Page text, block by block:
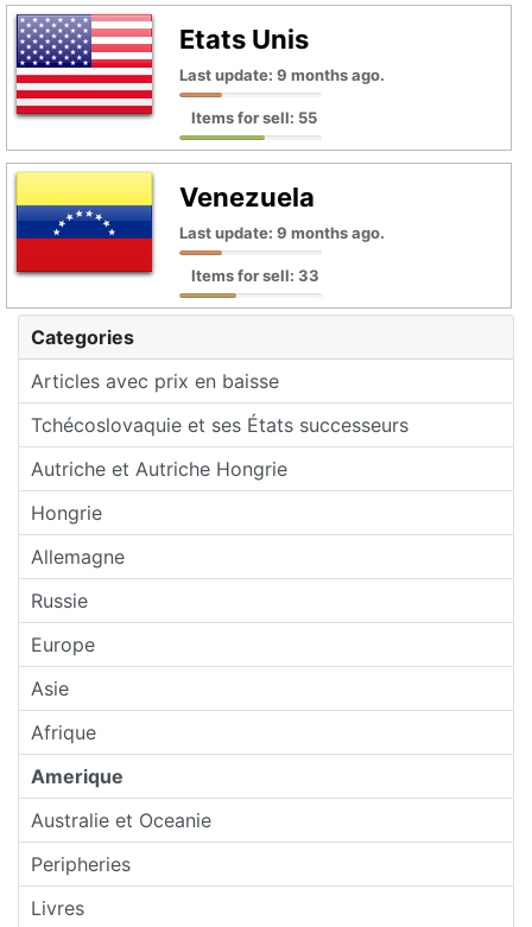
Categories
Articles avec prix en baisse
Tchécoslovaquie et ses États successeurs
Autriche et Autriche Hongrie
Hongrie
Allemagne
Russie
Europe
Asie
Afrique
Amerique
Australie et Oceanie
Peripheries
Livres
Etats Unis
Last update: 9 months ago.
Items for sell: 55
Venezuela
Last update: 9 months ago.
Items for sell: 33